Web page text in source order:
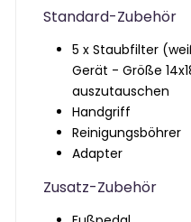
Standard-Zubehör
5 x Staubfilter
Gerät - Größe
auszutauschen
Handgriff
Reinigungsböhrer
Adapter
Zusatz-Zubehör